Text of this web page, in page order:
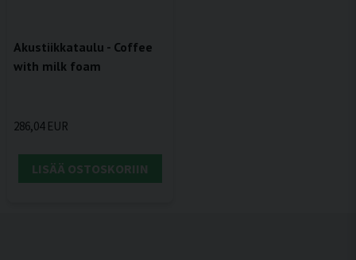
Akustiikkataulu - Coffee
with milk foam
286,04 EUR
LISÄÄ OSTOSKORIIN